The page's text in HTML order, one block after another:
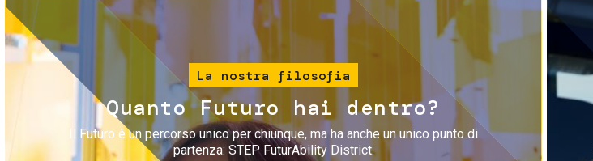
Immagine
La nostra filosofia
Quanto Futuro hai dentro?
Il Futuro è un percorso unico per chiunque, ma ha anche un unico punto di
partenza: STEP FuturAbility District.